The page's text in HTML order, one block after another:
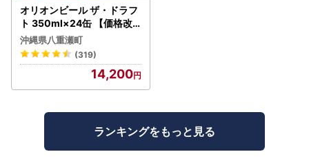
オリオンビール ザ・ドラフ
ト 350ml×24缶 【価格改
定YI】
沖縄県八重瀬町
(319)
14,200
ランキングをもっと見る